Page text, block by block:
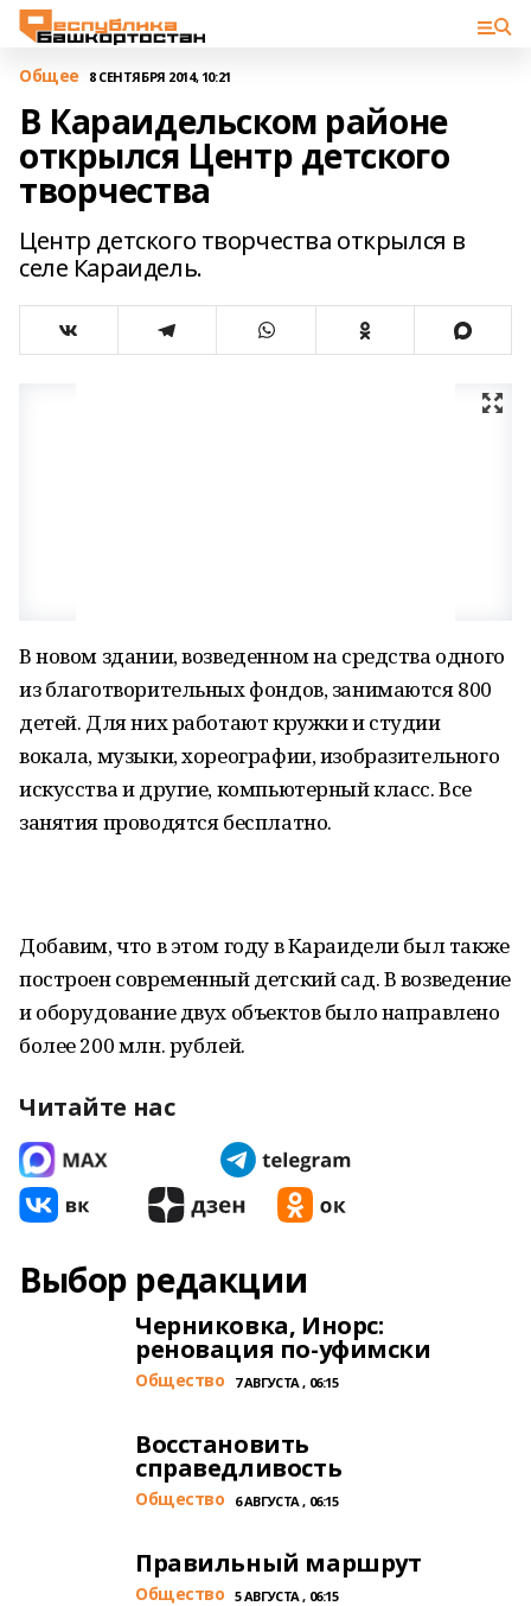
Общее 8 СЕНТЯБРЯ 2014, 10:21
В Караидельском районе
открылся Центр детского
творчества
Центр детского творчества открылся в
селе Караидель.
В новом здании, возведенном на средства одного
из благотворительных фондов, занимаются 800
детей. Для них работают кружки и студии
вокала, музыки, хореографии, изобразительного
искусства и другие, компьютерный класс. Все
занятия проводятся бесплатно.
Добавим, что в этом году в Караидели был также
построен современный детский сад. В возведение
и оборудование двух объектов было направлено
более 200 млн. рублей.
Читайте нас
Выбор редакции
Черниковка, Инорс:
реновация по-уфимски
Общество 7 АВГУСТА , 06:15
Восстановить
справедливость
Общество 6 АВГУСТА , 06:15
Правильный маршрут
Общество 5 АВГУСТА , 06:15